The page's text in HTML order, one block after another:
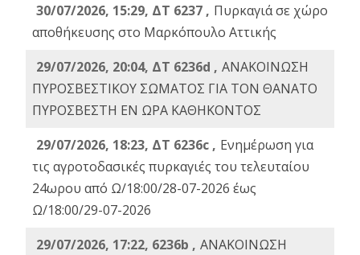
30/07/2026, 15:29, ΔΤ 6237 , Πυρκαγιά σε χώρο
αποθήκευσης στο Μαρκόπουλο Αττικής
29/07/2026, 20:04, ΔΤ 6236d , ΑΝΑΚΟΙΝΩΣΗ
ΠΥΡΟΣΒΕΣΤΙΚΟΥ ΣΩΜΑΤΟΣ ΓΙΑ ΤΟΝ ΘΑΝΑΤΟ
ΠΥΡΟΣΒΕΣΤΗ ΕΝ ΩΡΑ ΚΑΘΗΚΟΝΤΟΣ
29/07/2026, 18:23, ΔΤ 6236c , Ενημέρωση για
τις αγροτοδασικές πυρκαγιές του τελευταίου
24ωρου από Ω/18:00/28-07-2026 έως
Ω/18:00/29-07-2026
29/07/2026, 17:22, 6236b , ΑΝΑΚΟΙΝΩΣΗ